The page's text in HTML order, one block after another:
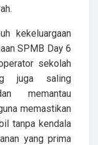
kekeluargaan
SPMB Day 6
sekolah
juga saling
memantau
memastikan
tanpa kendala
yang prima